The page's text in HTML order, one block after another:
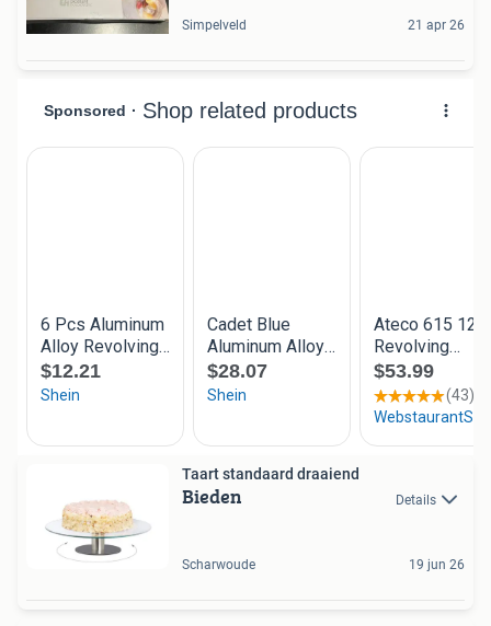
Simpelveld 21 apr 26
Taart standaard draaiend
Bieden Details
Scharwoude 19 jun 26